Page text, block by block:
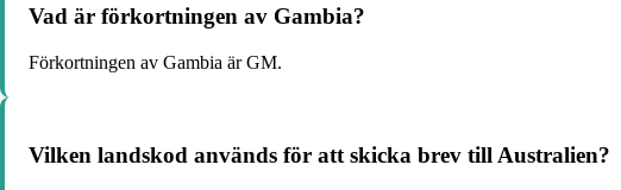
Vad är förkortningen av Gambia?
Förkortningen av Gambia är GM.
Vilken landskod används för att skicka brev till Australien?